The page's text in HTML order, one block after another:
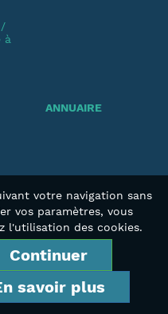
/
à
ANNUAIRE
votre navigation sans
vos paramètres, vous
l'utilisation des cookies.
Continuer
savoir plus